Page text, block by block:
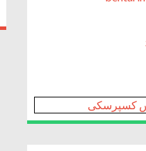
کسپرسکی